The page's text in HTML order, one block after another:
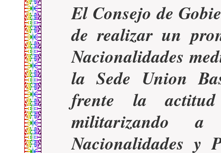
El Consejo de
de realizar un
Nacionalidades
la Sede Union
frente la
militarizando
Nacionalidades y